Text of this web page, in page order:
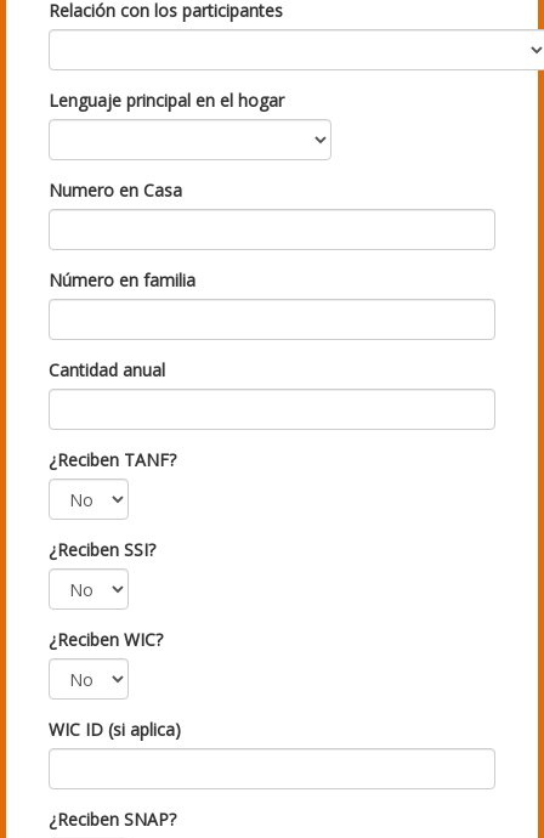
Relación con los participantes
Lenguaje principal en el hogar
Numero en Casa
Número en familia
Cantidad anual
¿Reciben TANF?
¿Reciben SSI?
¿Reciben WIC?
WIC ID (si aplica)
¿Reciben SNAP?